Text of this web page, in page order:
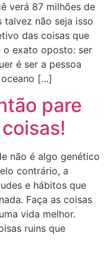
verá 87 milhões de
talvez não seja isso
das coisas que
o exato oposto: ser
é ser a pessoa
[…]
pare
não é algo genético
contrário, a
e hábitos que
Faça as coisas
vida melhor.
ruins que